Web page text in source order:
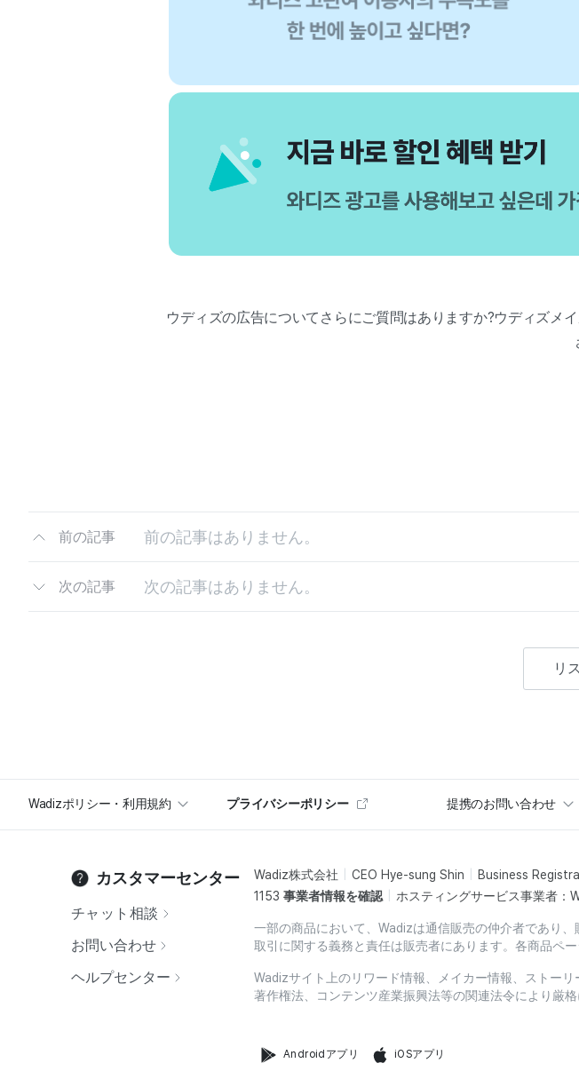
ウディズの広告についてさらにご質問はありますか?ウディズメ
前の記事 前の記事はありません。
次の記事 次の記事はありません。
リ
Wadizポリシー・利用規約 プライバシーポリシー 提携のお問い合わせ
カスタマーセンター
チャット相談
お問い合わせ
ヘルプセンター
Wadiz株式会社 CEO Hye-sung Shin Business
1153 事業者情報を確認 ホスティングサービス事業者：
一部の商品において、Wadizは通信販売の仲介者であり
取引に関する義務と責任は販売者にあります。各商品ペー
Wadizサイト上のリワード情報、メイカー情報、ストー
著作権法、コンテンツ産業振興法等の関連法令により厳格
Androidアプリ iOSアプリ